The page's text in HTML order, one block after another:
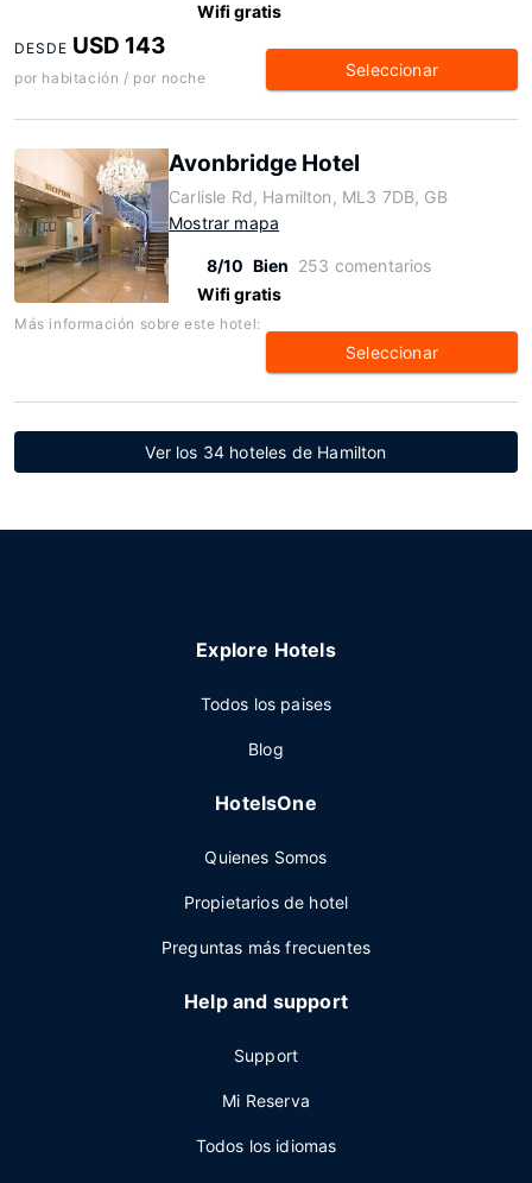
Wifi gratis
DESDE USD 143
por habitación / por noche Seleccionar
Avonbridge Hotel
Carlisle Rd, Hamilton, ML3 7DB, GB
Mostrar mapa
8/10 Bien 253 comentarios
Wifi gratis
Más información sobre este hotel:
Seleccionar
Ver los 34 hoteles de Hamilton
Explore Hotels
Todos los paises
Blog
HotelsOne
Quienes Somos
Propietarios de hotel
Preguntas más frecuentes
Help and support
Support
Mi Reserva
Todos los idiomas